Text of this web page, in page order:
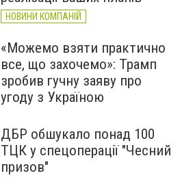
НОВИНИ КОМПАНІЙ
«Можемо взяти практично
все, що захочемо»: Трамп
зробив гучну заяву про
угоду з Україною
ДБР обшукало понад 100
ТЦК у спецоперації "Чесний
призов"